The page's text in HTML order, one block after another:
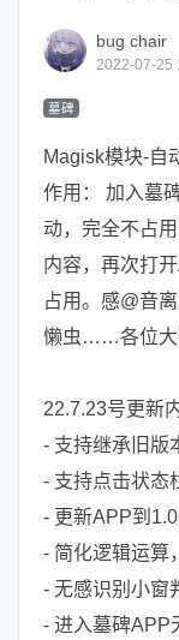
bug chair
2022-07-25
墓碑
Magisk模块-自
作用： 加入墓
动，完全不占
内容，再次打
占用。感@音
懒虫……各位大
22.7.23号更新
- 支持继承旧版
- 支持点击状态
- 更新APP到
- 简化逻辑运算
- 无感识别小窗
- 进入墓碑APP